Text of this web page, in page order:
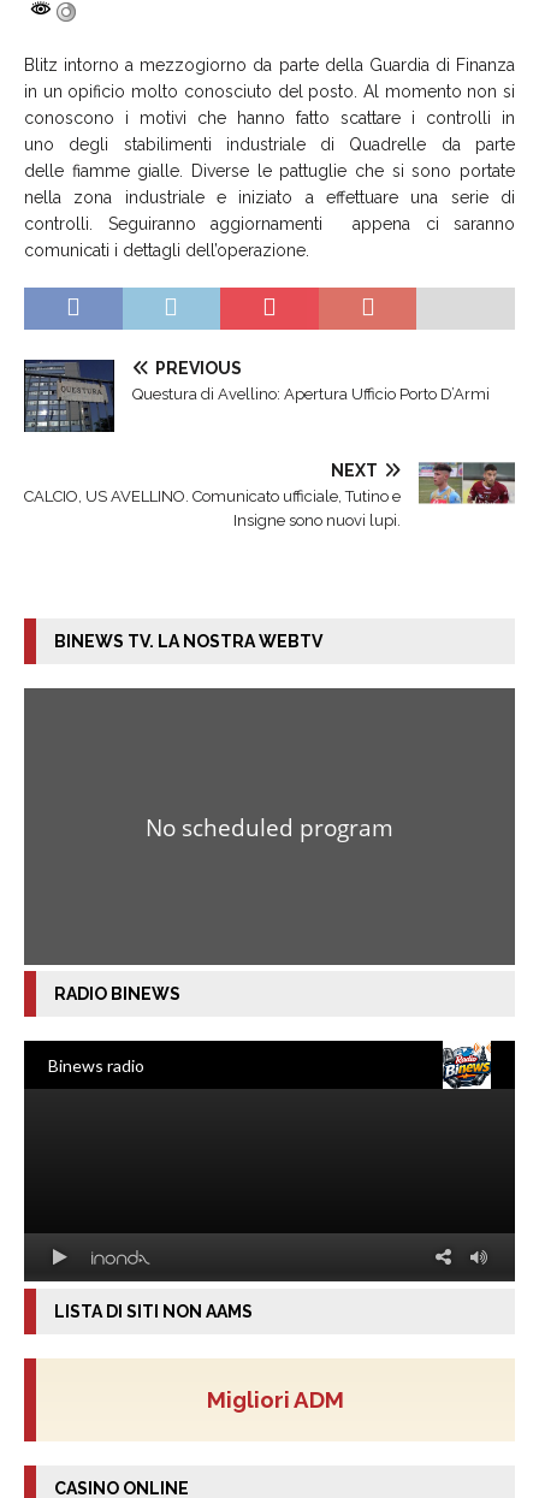
Blitz intorno a mezzogiorno da parte della Guardia di Finanza
in un opificio molto conosciuto del posto. Al momento non si
conoscono i motivi che hanno fatto scattare i controlli in
uno degli stabilimenti industriale di Quadrelle da parte
delle fiamme gialle. Diverse le pattuglie che si sono portate
nella zona industriale e iniziato a effettuare una serie di
controlli. Seguiranno aggiornamenti appena ci saranno
comunicati i dettagli dell’operazione.
PREVIOUS
Questura di Avellino: Apertura Ufficio Porto D’Armi
NEXT
CALCIO, US AVELLINO. Comunicato ufficiale, Tutino e
Insigne sono nuovi lupi.
BINEWS TV. LA NOSTRA WEBTV
RADIO BINEWS
LISTA DI SITI NON AAMS
Migliori ADM
CASINO ONLINE